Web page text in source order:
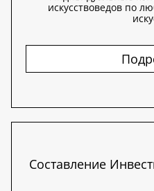
искусствоведов по
Составление